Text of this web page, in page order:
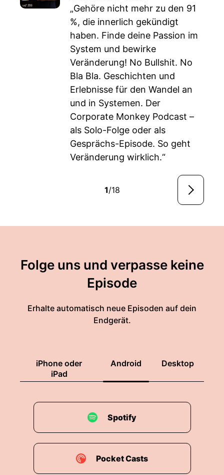
„Gehöre nicht mehr zu den 91
%, die innerlich gekündigt
haben. Finde deine Passion im
System und bewirke
Veränderung! No Bullshit. No
Bla Bla. Geschichten und
Erlebnisse für den Wandel an
und in Systemen. Der
Corporate Monkey Podcast –
als Solo-Folge oder als
Gesprächs-Episode. So geht
Veränderung wirklich.“
1/18
Folge uns und verpasse keine
Episode
Erhalte automatisch neue Episoden auf dein
Endgerät.
iPhone oder
iPad
Android Desktop
Spotify
Pocket Casts